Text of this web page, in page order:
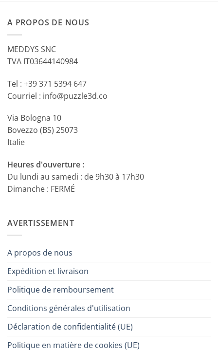
A PROPOS DE NOUS
MEDDYS SNC
TVA IT03644140984
Tel : +39 371 5394 647
Courriel : info@puzzle3d.co
Via Bologna 10
Bovezzo (BS) 25073
Italie
Heures d'ouverture :
Du lundi au samedi : de 9h30 à 17h30
Dimanche : FERMÉ
AVERTISSEMENT
A propos de nous
Expédition et livraison
Politique de remboursement
Conditions générales d'utilisation
Déclaration de confidentialité (UE)
Politique en matière de cookies (UE)